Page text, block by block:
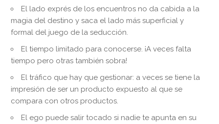
El lado exprés de los encuentros no da cabida a la
magia del destino y saca el lado más superficial y
formal del juego de la seducción.
El tiempo limitado para conocerse. ¡A veces falta
tiempo pero otras también sobra!
El tráfico que hay que gestionar: a veces se tiene la
impresión de ser un producto expuesto al que se
compara con otros productos.
El ego puede salir tocado si nadie te apunta en su